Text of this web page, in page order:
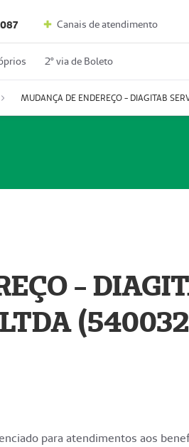
Canais de atendimento
2º via de Boleto
-
para atendimentos aos